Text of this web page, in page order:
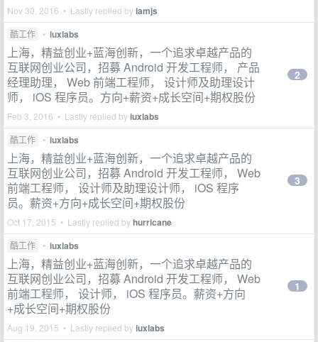
Nov 30, 2016 • Lastly replied byiamjs
酷工作 • iuxlabs
上海，精益创业+蓝海创新，一个追求卓越产品的
互联网创业公司，招募 Android 开发工程师， 产品
经理助理， Web 前端工程师， 设计师及助理设计
师， iOS 程序员。方向+薪资+成长空间+期权股份
Feb 3, 2016 • Lastly replied byiuxlabs
2
酷工作 • iuxlabs
上海，精益创业+蓝海创新，一个追求卓越产品的
互联网创业公司，招募 Android 开发工程师， Web
前端工程师， 设计师及助理设计师， iOS 程序
员。薪资+方向+成长空间+期权股份
Oct 17, 2015 • Lastly replied byhurricane
3
酷工作 • iuxlabs
上海，精益创业+蓝海创新，一个追求卓越产品的
互联网创业公司，招募 Android 开发工程师， Web
前端工程师， 设计师， iOS 程序员。薪资+方向
+成长空间+期权股份
Aug 19, 2015 • Lastly replied byiuxlabs
1